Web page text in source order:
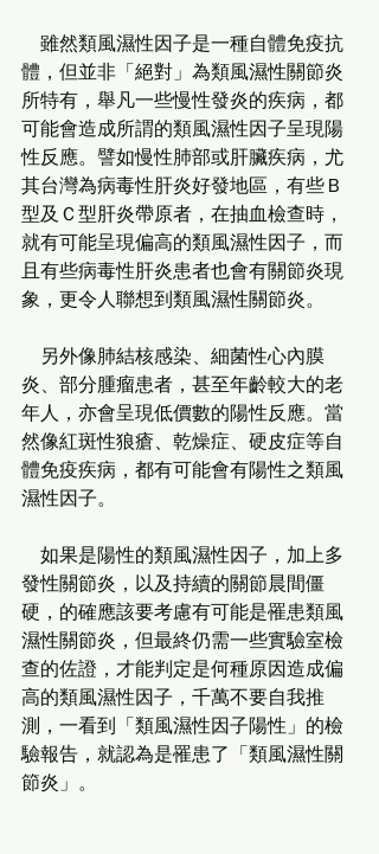
雖然類風濕性因子是一種自體免疫抗
體，但並非「絕對」為類風濕性關節炎
所特有，舉凡一些慢性發炎的疾病，都
可能會造成所謂的類風濕性因子呈現陽
性反應。譬如慢性肺部或肝臟疾病，尤
其台灣為病毒性肝炎好發地區，有些Ｂ
型及Ｃ型肝炎帶原者，在抽血檢查時，
就有可能呈現偏高的類風濕性因子，而
且有些病毒性肝炎患者也會有關節炎現
象，更令人聯想到類風濕性關節炎。
另外像肺結核感染、細菌性心內膜
炎、部分腫瘤患者，甚至年齡較大的老
年人，亦會呈現低價數的陽性反應。當
然像紅斑性狼瘡、乾燥症、硬皮症等自
體免疫疾病，都有可能會有陽性之類風
濕性因子。
如果是陽性的類風濕性因子，加上多
發性關節炎，以及持續的關節晨間僵
硬，的確應該要考慮有可能是罹患類風
濕性關節炎，但最終仍需一些實驗室檢
查的佐證，才能判定是何種原因造成偏
高的類風濕性因子，千萬不要自我推
測，一看到「類風濕性因子陽性」的檢
驗報告，就認為是罹患了「類風濕性關
節炎」。